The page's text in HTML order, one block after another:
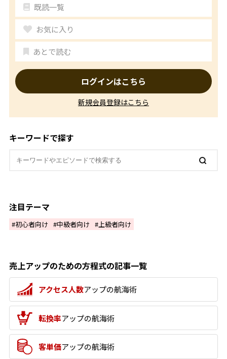
既読一覧
お気に入り
あとで読む
ログインはこちら
新規会員登録はこちら
キーワードで探す
注目テーマ
初心者向け 中級者向け 上級者向け
売上アップのための方程式の記事一覧
アクセス人数アップの航海術
転換率アップの航海術
客単価アップの航海術